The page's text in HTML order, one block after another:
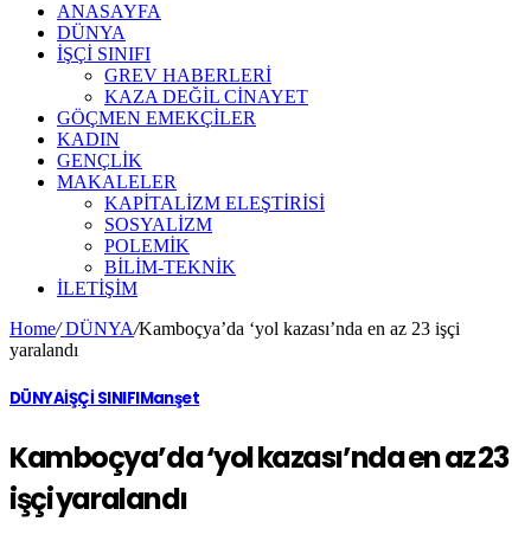
ANASAYFA
DÜNYA
İŞÇİ SINIFI
GREV HABERLERİ
KAZA DEĞİL CİNAYET
GÖÇMEN EMEKÇİLER
KADIN
GENÇLİK
MAKALELER
KAPİTALİZM ELEŞTİRİSİ
SOSYALİZM
POLEMİK
BİLİM-TEKNİK
ILETIŞIM
Home/DÜNYA/Kamboçya’da ‘yol kazası’nda en az 23 işçi
yaralandı
DÜNYAİŞÇİ SINIFIManşet
Kamboçya’da ‘yol kazası’nda en az 23
işçi yaralandı